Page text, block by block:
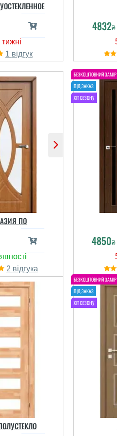
1
4832₴
Станислав
ПО
2
4850₴